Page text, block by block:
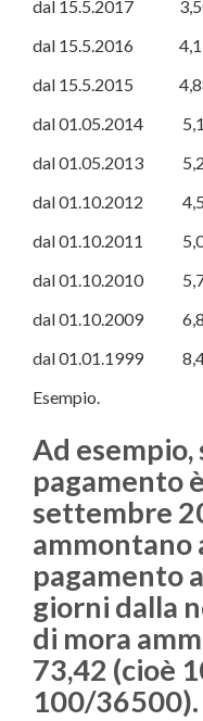
dal 15.5.2017
dal 15.5.2016
dal 15.5.2015
dal 01.05.2014
dal 01.05.2013
dal 01.10.2012
dal 01.10.2011
dal 01.10.2010
dal 01.10.2009
dal 01.01.1999
Esempio.
Ad esempio,
pagamento
settembre
ammontano
pagamento
giorni dalla
di mora
73,42 (cioè
100/36500).